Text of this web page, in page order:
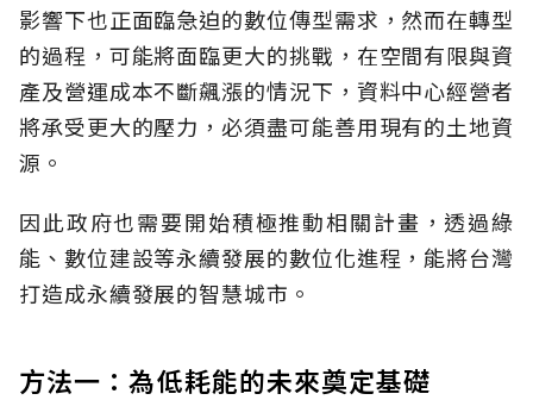
影響下也正面臨急迫的數位傳型需求，然而在轉型
的過程，可能將面臨更大的挑戰，在空間有限與資
產及營運成本不斷飆漲的情況下，資料中心經營者
將承受更大的壓力，必須盡可能善用現有的土地資
源。
因此政府也需要開始積極推動相關計畫，透過綠
能、數位建設等永續發展的數位化進程，能將台灣
打造成永續發展的智慧城市。
方法一：為低耗能的未來奠定基礎